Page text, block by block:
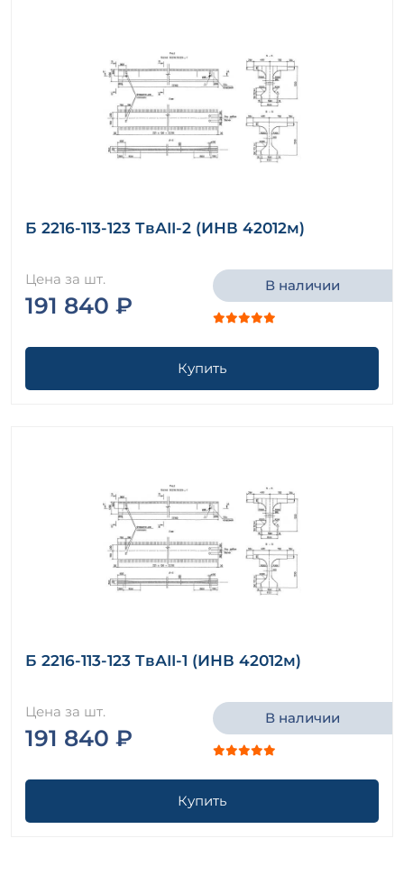
Б 2216-113-123 ТвАII-2 (ИНВ 42012м)
Цена за шт.
191 840 ₽
В наличии
Купить
Б 2216-113-123 ТвАII-1 (ИНВ 42012м)
Цена за шт.
191 840 ₽
В наличии
Купить